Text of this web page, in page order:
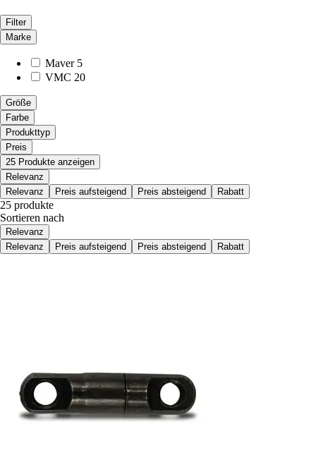
Filter
Marke
Maver 5
VMC 20
Größe
Farbe
Produkttyp
Preis
25 Produkte anzeigen
Relevanz
Relevanz
Preis aufsteigend Preis absteigend Rabatt
25 produkte
Sortieren nach
Relevanz
Relevanz
Preis aufsteigend Preis absteigend Rabatt